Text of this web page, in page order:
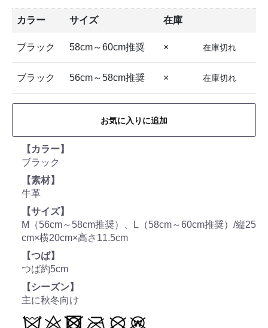
カラー サイズ 在庫
ブラック 58cm～60cm推奨 × 在庫切れ
ブラック 56cm～58cm推奨 × 在庫切れ
お気に入りに追加
【カラー】
ブラック
【素材】
牛革
【サイズ】
M（56cm～58cm推奨）、L（58cm～60cm推奨）/縦25
cm×横20cm×高さ11.5cm
【つば】
つば約5cm
【シーズン】
主に秋冬向け